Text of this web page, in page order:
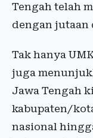
Tengah telah
dengan jutaan
Tak hanya
juga
Jawa Tengah
kabupaten/
nasional